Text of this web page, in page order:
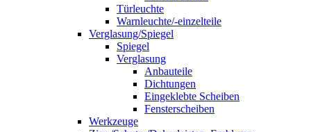
Türleuchte
Warnleuchte/-einzelteile
Verglasung/Spiegel
Spiegel
Verglasung
Anbauteile
Dichtungen
Eingeklebte Scheiben
Fensterscheiben
Werkzeuge